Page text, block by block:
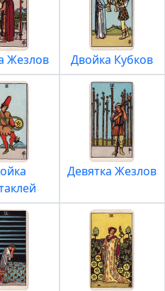
Жезлов Двойка Кубков
Девятка Жезлов